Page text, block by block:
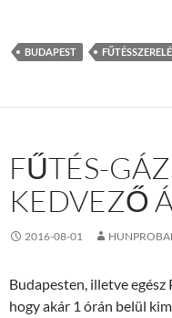
BUDAPEST
FŰTÉS-
KEDVEZŐ
2016-08-01
Budapesten, illetve egész
hogy akár 1 órán belül